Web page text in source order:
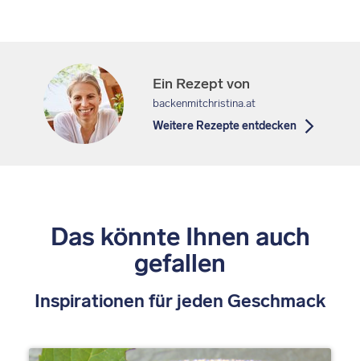
Ein Rezept von
backenmitchristina.at
Weitere Rezepte entdecken
Das könnte Ihnen auch
gefallen
Inspirationen für jeden Geschmack